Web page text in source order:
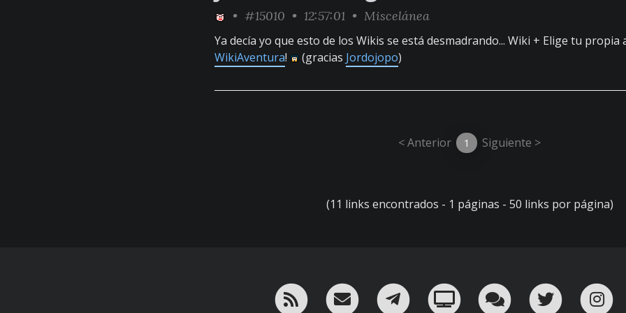
• #15010 • 12:57:01 • Miscelánea
Ya decía yo que esto de los Wikis se está desmadrando... Wiki + Elige tu propia
WikiAventura! (gracias Jordojopo)
< Anterior 1 Siguiente >
(11 links encontrados - 1 páginas - 50 links por página)
RSS ¡Mándame un email!
¡Nuestro canal en Telegram!
Oink! TV Charla conTwitter